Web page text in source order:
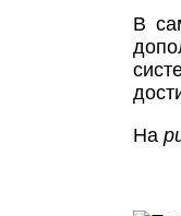
В
На